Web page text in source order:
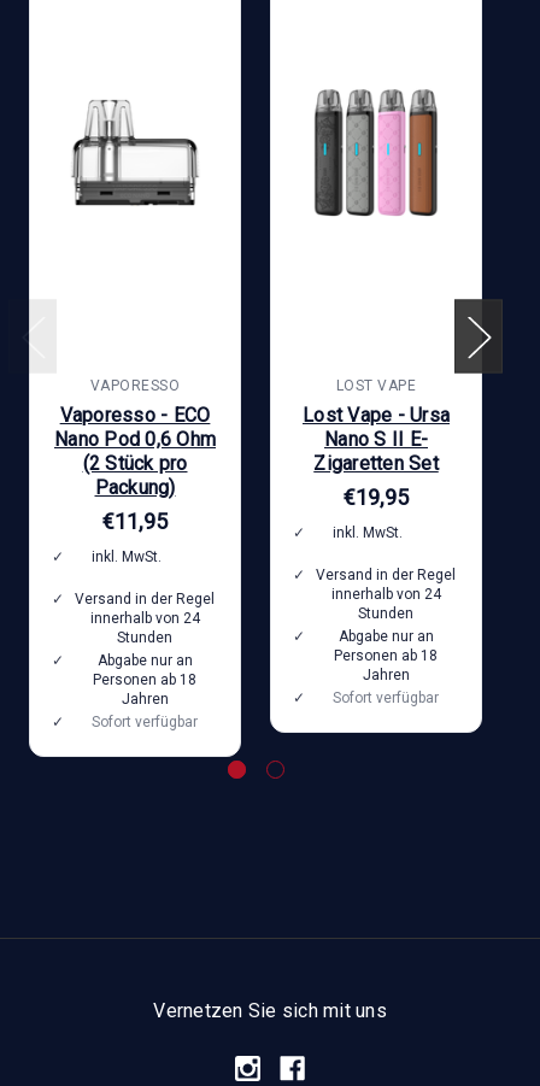
VAPORESSO
Vaporesso - ECO
Nano Pod 0,6 Ohm
(2 Stück pro
Packung)
€11,95
inkl. MwSt.
Versand in der Regel
innerhalb von 24
Stunden
Abgabe nur an
Personen ab 18
Jahren
Sofort verfügbar
LOST VAPE
Lost Vape - Ursa
Nano S II E-
Zigaretten Set
€19,95
inkl. MwSt.
Versand in der Regel
innerhalb von 24
Stunden
Abgabe nur an
Personen ab 18
Jahren
Sofort verfügbar
Vernetzen Sie sich mit uns